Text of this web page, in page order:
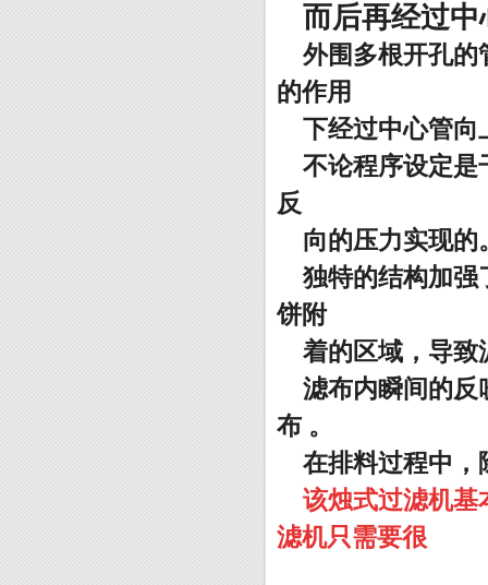
而后再经过
外围多根开孔的
的作用
下经过中心管向
不论程序设定是
反
向的压力实现的
独特的结构加强
饼附
着的区域，导致
滤布内瞬间的反
布 。
在排料过程中，
该烛式过滤机基
滤机只需要很